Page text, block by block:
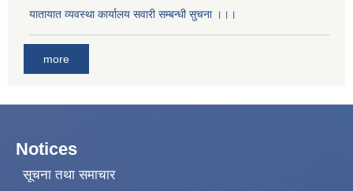
यातायात व्यवस्था कार्यालय सवारी सम्बन्धी सुचना ।।।
more
Notices
सूचना तथा समाचार